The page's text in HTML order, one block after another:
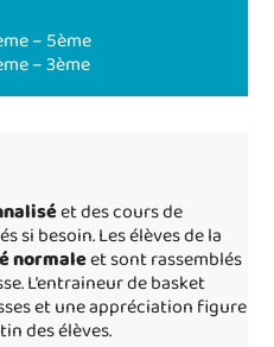
– 5ème
– 3ème
et des cours de
si besoin. Les élèves de la
normaleet sont rassemblés
L’entraineur de basket
et une appréciation figure
des élèves.